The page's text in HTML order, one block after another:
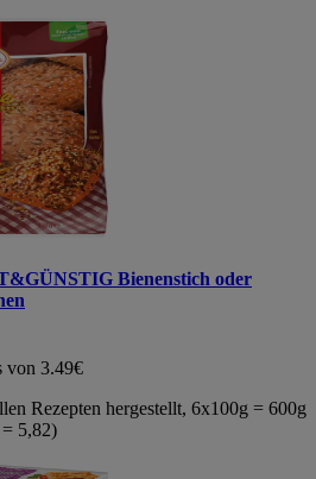
Bienenstich oder
von 3.49€
Rezepten hergestellt, 6x100g = 600g
5,82)